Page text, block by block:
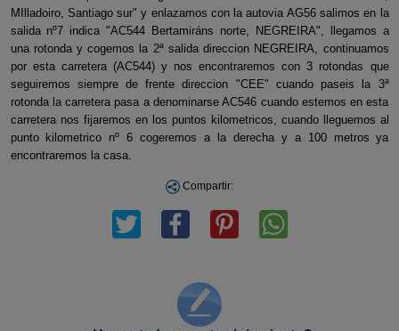
MIlladoiro, Santiago sur" y enlazamos con la autovia AG56 salimos en la
salida nº7 indica "AC544 Bertamiráns norte, NEGREIRA", llegamos a
una rotonda y cogemos la 2ª salida direccion NEGREIRA, continuamos
por esta carretera (AC544) y nos encontraremos con 3 rotondas que
seguiremos siempre de frente direccion "CEE" cuando paseis la 3ª
rotonda la carretera pasa a denominarse AC546 cuando estemos en esta
carretera nos fijaremos en los puntos kilometricos, cuando lleguemos al
punto kilometrico nº 6 cogeremos a la derecha y a 100 metros ya
encontraremos la casa.
Compartir: